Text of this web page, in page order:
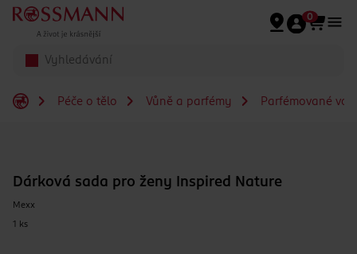
Přeskočit na hlavmní obsah
0
Péče o tělo Vůně a parfémy Parfémované
Dárková sada pro ženy Inspired Nature
Mexx
1 ks